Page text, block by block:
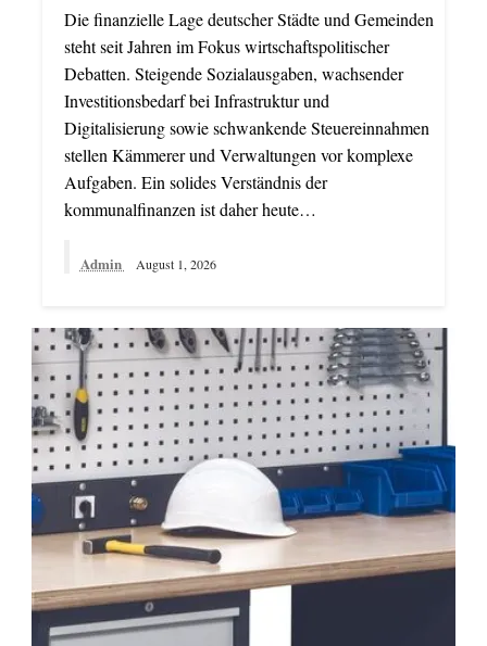
Die finanzielle Lage deutscher Städte und Gemeinden
steht seit Jahren im Fokus wirtschaftspolitischer
Debatten. Steigende Sozialausgaben, wachsender
Investitionsbedarf bei Infrastruktur und
Digitalisierung sowie schwankende Steuereinnahmen
stellen Kämmerer und Verwaltungen vor komplexe
Aufgaben. Ein solides Verständnis der
kommunalfinanzen ist daher heute…
Admin August 1, 2026